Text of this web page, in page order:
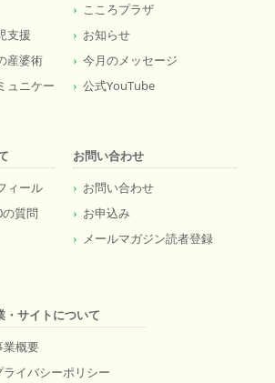
支援
産婆術
ュニケー
こころプラザ
お知らせ
今月のメッセージ
公式YouTube
ィール
質問
お問い合わせ
お問い合わせ
お申込み
メールマガジン読者登録
・サイトについて
業概要
ライバシーポリシー